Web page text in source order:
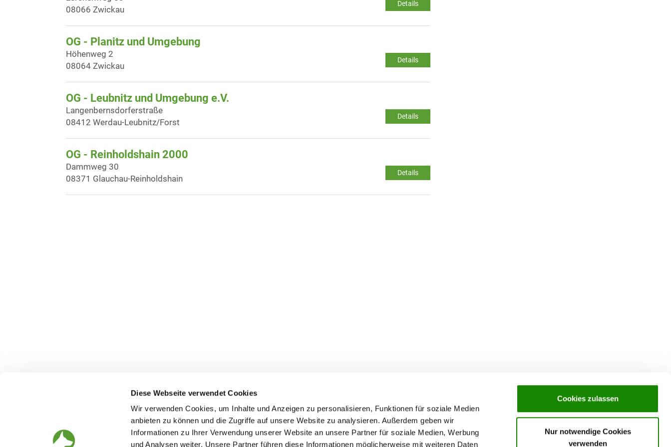
Diese Webseite verwendet Cookies
Wir verwenden Cookies, um Inhalte und Anzeigen zu personalisieren, Funktionen für soziale Medien
anbieten zu können und die Zugriffe auf unsere Website zu analysieren. Außerdem geben wir
Informationen zu Ihrer Verwendung unserer Website an unsere Partner für soziale Medien, Werbung
und Analysen weiter. Unsere Partner führen diese Informationen möglicherweise mit weiteren Daten
Cookies zulassen
Nur notwendige Cookies
verwenden
Details
08066 Zwickau
OG - Planitz und Umgebung
Details
Höhenweg 2
08064 Zwickau
OG - Leubnitz und Umgebung e.V.
Details
Langenbernsdorferstraße
08412 Werdau-Leubnitz/Forst
OG - Reinholdshain 2000
Details
Dammweg 30
08371 Glauchau-Reinholdshain
The German Shepherd The Club Events Service